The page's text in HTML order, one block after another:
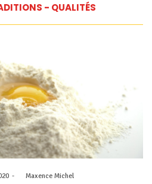
- QUALITÉS
byMaxence Michel